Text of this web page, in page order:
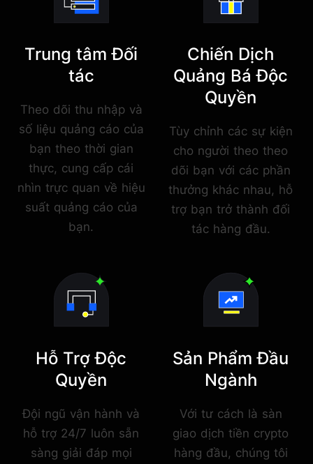
Trung tâm Đối
tác
Theo dõi thu nhập và
số liệu quảng cáo của
bạn theo thời gian
thực, cung cấp cái
nhìn trực quan về hiệu
suất quảng cáo của
bạn.
Chiến Dịch
Quảng Bá Độc
Quyền
Tùy chỉnh các sự kiện
cho người theo theo
dõi bạn với các phần
thưởng khác nhau, hỗ
trợ bạn trở thành đối
tác hàng đầu.
Hỗ Trợ Độc
Quyền
Đội ngũ vận hành và
hỗ trợ 24/7 luôn sẵn
sàng giải đáp mọi
Sản Phẩm Đầu
Ngành
Với tư cách là sàn
giao dịch tiền crypto
hàng đầu, chúng tôi